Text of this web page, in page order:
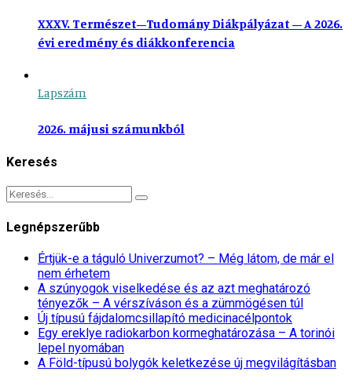
XXXV. Természet–Tudomány Diákpályázat – A 2026.
évi eredmény és diákkonferencia
Lapszám
2026. májusi számunkból
Keresés
Legnépszerűbb
Értjük-e a táguló Univerzumot? – Még látom, de már el
nem érhetem
A szúnyogok viselkedése és az azt meghatározó
tényezők – A vérszíváson és a zümmögésen túl
Új típusú fájdalomcsillapító medicinacélpontok
Egy ereklye radiokarbon kormeghatározása – A torinói
lepel nyomában
A Föld-típusú bolygók keletkezése új megvilágításban